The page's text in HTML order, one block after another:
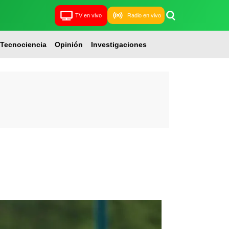
TV en vivo Radio en vivo
Tecnociencia Opinión Investigaciones